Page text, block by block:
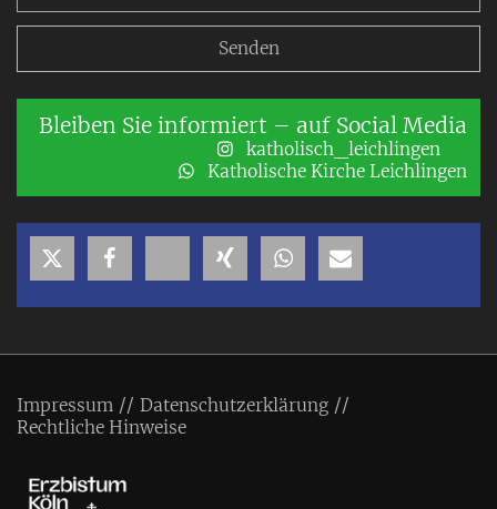
Bleiben Sie informiert – auf Social Media
katholisch_leichlingen
Katholische Kirche Leichlingen
Impressum
Datenschutzerklärung
Rechtliche Hinweise